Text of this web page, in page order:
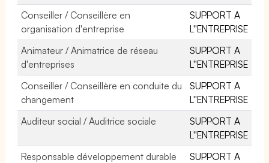
Conseiller / Conseillère en
organisation d'entreprise
SUPPORT A
L''ENTREPRISE
Animateur / Animatrice de réseau
d'entreprises
SUPPORT A
L''ENTREPRISE
Conseiller / Conseillère en conduite du
changement
SUPPORT A
L''ENTREPRISE
Auditeur social / Auditrice sociale
SUPPORT A
L''ENTREPRISE
Responsable développement durable
SUPPORT A